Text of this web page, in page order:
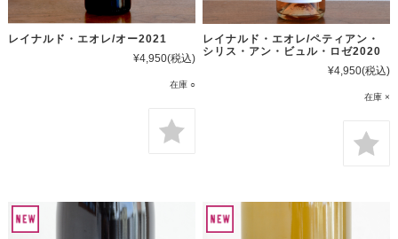
レイナルド・エオレ/オー2021
¥4,950(税込)
在庫 ○
レイナルド・エオレ/ペティアン・
シリス・アン・ビュル・ロゼ2020
¥4,950(税込)
在庫 ×